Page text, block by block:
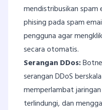
mendistribusikan spam
phising pada spam
pengguna agar
secara otomatis.
Serangan DDos:
serangan DDoS
memperlambat
terlindungi, dan